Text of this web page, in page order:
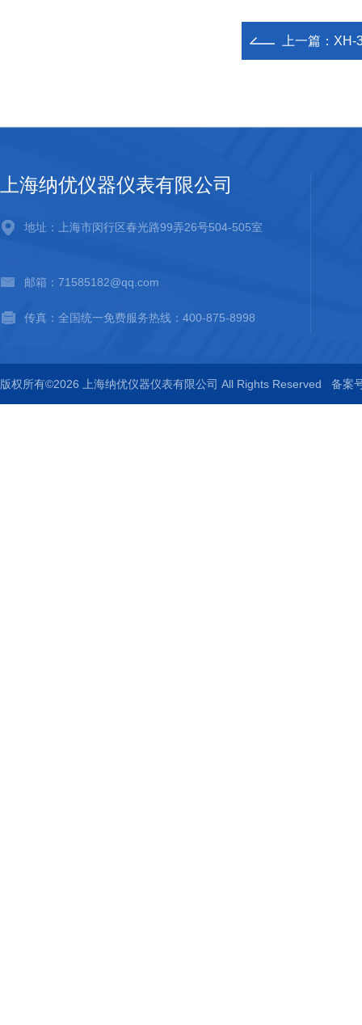
上一篇： XH-
上海纳优仪器仪表有限公司
地址：上海市闵行区春光路99弄26号504-505室
邮箱：71585182@qq.com
传真：全国统一免费服务热线：400-875-8998
版权所有©2026 上海纳优仪器仪表有限公司 All Rights Reserved 备案